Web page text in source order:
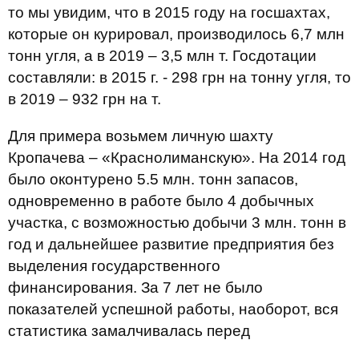
то мы увидим, что в 2015 году на госшахтах,
которые он курировал, производилось 6,7 млн
тонн угля, а в 2019 – 3,5 млн т. Госдотации
составляли: в 2015 г. - 298 грн на тонну угля, то
в 2019 – 932 грн на т.
Для примера возьмем личную шахту
Кропачева – «Краснолиманскую». На 2014 год
было оконтурено 5.5 млн. тонн запасов,
одновременно в работе было 4 добычных
участка, с возможностью добычи 3 млн. тонн в
год и дальнейшее развитие предприятия без
выделения государственного
финансирования. За 7 лет не было
показателей успешной работы, наоборот, вся
статистика замалчивалась перед